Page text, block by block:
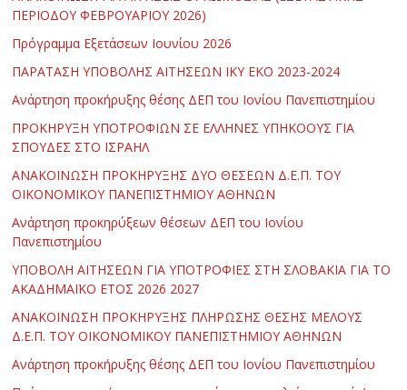
ΠΕΡΙΟΔΟΥ ΦΕΒΡΟΥΑΡΙΟΥ 2026)
Πρόγραμμα Εξετάσεων Ιουνίου 2026
ΠΑΡΑΤΑΣΗ ΥΠΟΒΟΛΗΣ ΑΙΤΗΣΕΩΝ ΙΚΥ ΕΚΟ 2023-2024
Ανάρτηση προκήρυξης θέσης ΔΕΠ του Ιονίου Πανεπιστημίου
ΠΡΟΚΗΡΥΞΗ ΥΠΟΤΡΟΦΙΩΝ ΣΕ ΕΛΛΗΝΕΣ ΥΠΗΚΟΟΥΣ ΓΙΑ
ΣΠΟΥΔΕΣ ΣΤΟ ΙΣΡΑΗΛ
ΑΝΑΚΟΙΝΩΣΗ ΠΡΟΚΗΡΥΞΗΣ ΔΥΟ ΘΕΣΕΩΝ Δ.Ε.Π. ΤΟΥ
ΟΙΚΟΝΟΜΙΚΟΥ ΠΑΝΕΠΙΣΤΗΜΙΟΥ ΑΘΗΝΩΝ
Ανάρτηση προκηρύξεων θέσεων ΔΕΠ του Ιονίου
Πανεπιστημίου
ΥΠΟΒΟΛΗ ΑΙΤΗΣΕΩΝ ΓΙΑ ΥΠΟΤΡΟΦΙΕΣ ΣΤΗ ΣΛΟΒΑΚΙΑ ΓΙΑ ΤΟ
ΑΚΑΔΗΜΑΪΚΟ ΕΤΟΣ 2026 2027
ΑΝΑΚΟΙΝΩΣΗ ΠΡΟΚΗΡΥΞΗΣ ΠΛΗΡΩΣΗΣ ΘΕΣΗΣ ΜΕΛΟΥΣ
Δ.Ε.Π. ΤΟΥ ΟΙΚΟΝΟΜΙΚΟΥ ΠΑΝΕΠΙΣΤΗΜΙΟΥ ΑΘΗΝΩΝ
Ανάρτηση προκήρυξης θέσης ΔΕΠ του Ιονίου Πανεπιστημίου